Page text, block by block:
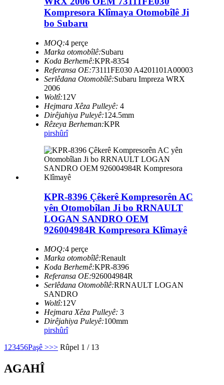
Kompresora Klîmaya Otomobîlê Ji
bo Subaru
MOQ:4 perçe
Marka otomobîlê:Subaru
Koda Berhemê:KPR-8354
Referansa OE:73111FE030 A4201101A00003
Serlêdana Otomobîlê:Subaru Impreza WRX
2006
Woltî:12V
Hejmara Xêza Pulleyê: 4
Dirêjahiya Puleyê:124.5mm
Rêzeya Berheman:KPR
pirshûrî
KPR-8396 Çêkerê Kompresorên AC
yên Otomobîlan Ji bo RRNAULT
LOGAN SANDRO OEM
926004984R Kompresora Klîmayê
MOQ:4 perçe
Marka otomobîlê:Renault
Koda Berhemê:KPR-8396
Referansa OE:926004984R
Serlêdana Otomobîlê:RRNAULT LOGAN
SANDRO
Woltî:12V
Hejmara Xêza Pulleyê: 3
Dirêjahiya Puleyê:100mm
pirshûrî
1 23456Paşê >>> Rûpel 1 / 13
AGAHÎ